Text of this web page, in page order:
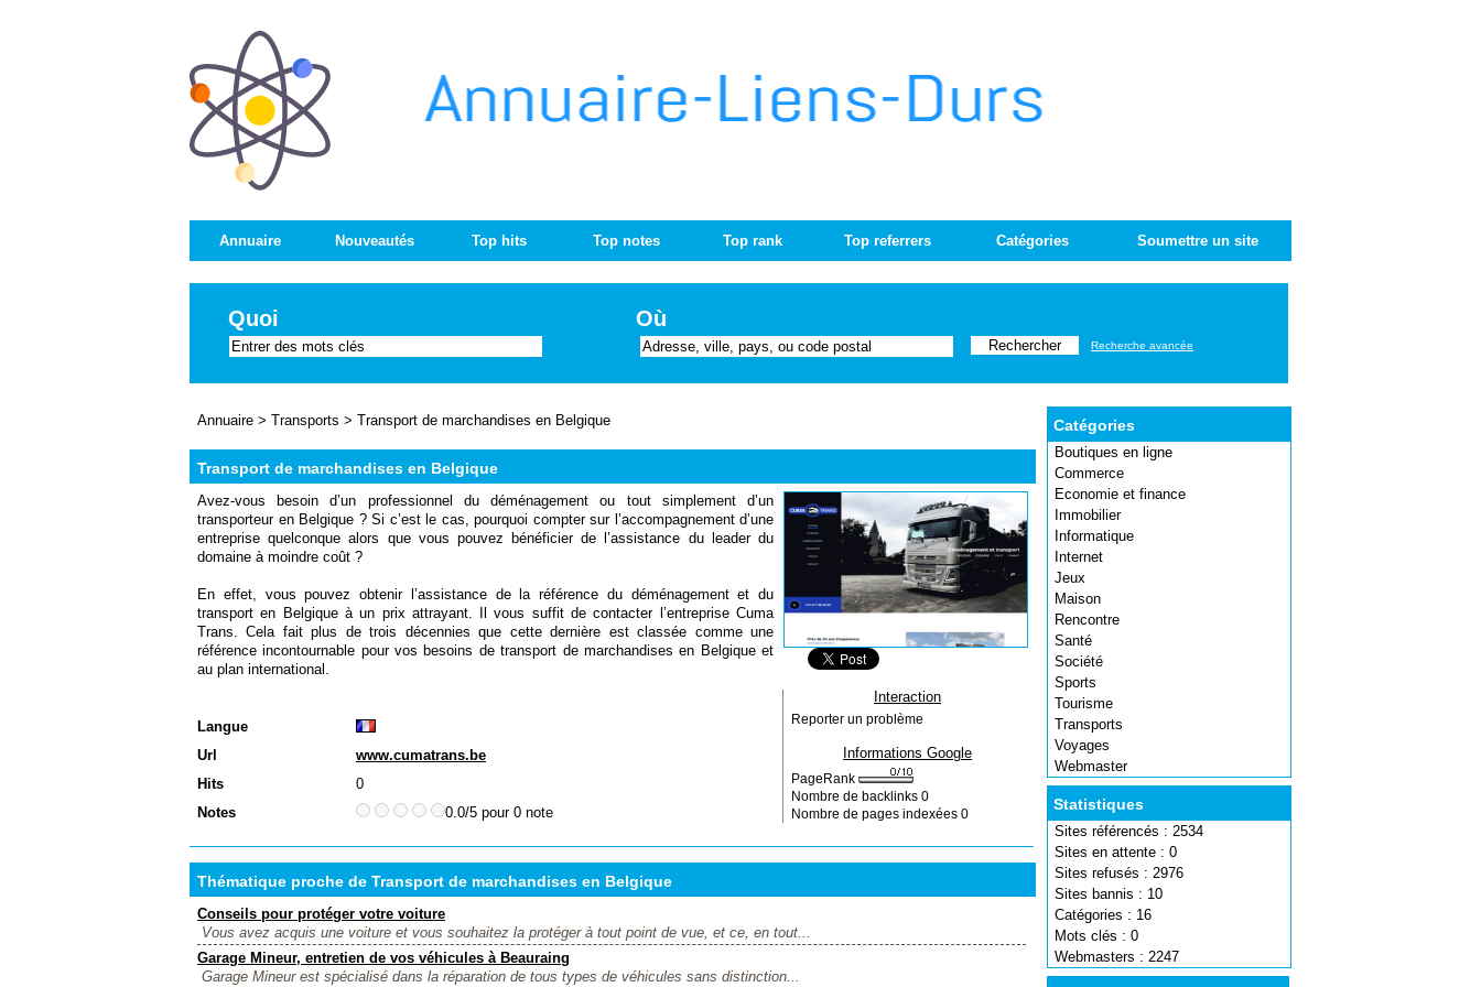
Annuaire Nouveautés Top hits Top notes Top rank Top referrers Catégories Soumettre un site
Quoi Où
Recherche avancée
Catégories
Boutiques en ligne
Commerce
Economie et finance
Immobilier
Informatique
Internet
Jeux
Maison
Rencontre
Santé
Société
Sports
Tourisme
Transports
Voyages
Webmaster
Statistiques
Sites référencés : 2534
Sites en attente : 0
Sites refusés : 2976
Sites bannis : 10
Catégories : 16
Mots clés : 0
Webmasters : 2247
Annuaire > Transports > Transport de marchandises en Belgique
Transport de marchandises en Belgique
Avez-vous besoin d’un professionnel du déménagement ou tout simplement d’un
transporteur en Belgique ? Si c’est le cas, pourquoi compter sur l’accompagnement d’une
entreprise quelconque alors que vous pouvez bénéficier de l’assistance du leader du
domaine à moindre coût ?
En effet, vous pouvez obtenir l’assistance de la référence du déménagement et du
transport en Belgique à un prix attrayant. Il vous suffit de contacter l’entreprise Cuma
Trans. Cela fait plus de trois décennies que cette dernière est classée comme une
référence incontournable pour vos besoins de transport de marchandises en Belgique et
au plan international.
Langue
Url
www.cumatrans.be
Hits
0
Notes
0.0/5 pour 0 note
Interaction
Reporter un problème
Informations Google
PageRank
Nombre de backlinks 0
Nombre de pages indexées 0
Thématique proche de Transport de marchandises en Belgique
Conseils pour protéger votre voiture
Vous avez acquis une voiture et vous souhaitez la protéger à tout point de vue, et ce, en tout...
Garage Mineur, entretien de vos véhicules à Beauraing
Garage Mineur est spécialisé dans la réparation de tous types de véhicules sans distinction...